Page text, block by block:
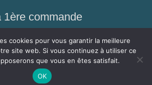
1ère commande
et recevez des conseils bien-être,
et autres exclusivités
cookies pour vous garantir la meilleure
site web. Si vous continuez à utiliser ce
que vous en êtes satisfait.
OK